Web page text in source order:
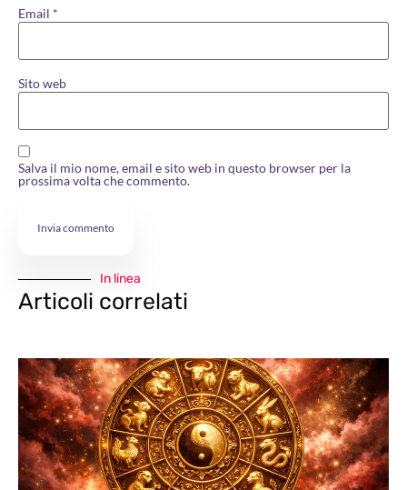
Email *
Sito web
Salva il mio nome, email e sito web in questo browser per la
prossima volta che commento.
In linea
Articoli correlati